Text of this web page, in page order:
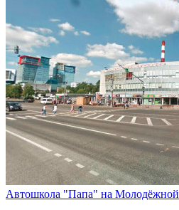
Автошкола "Папа" на Молодёжной